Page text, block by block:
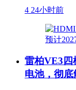
4 24小时前
雷柏VE3四
电池，彻